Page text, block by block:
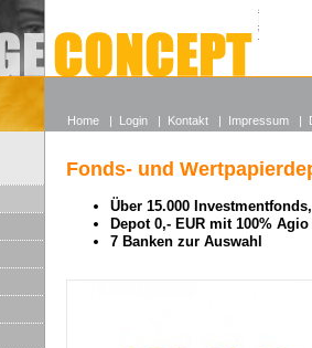
Alle
Wieso
Fonds- und
Über 15.000
Depot 0,- EUR mit 100% Agio
7 Banken zur Auswahl
Home | Login | Kontakt | Impressum |